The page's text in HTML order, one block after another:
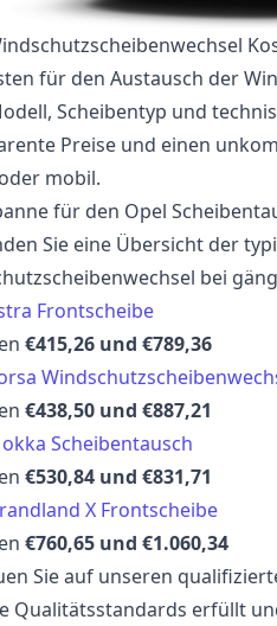
für den Austausch der
Scheibentyp und
Preise und einen
mobil.
für den Opel
Sie eine Übersicht der
bei
Frontscheibe
€415,26 und €789,36
€438,50 und €887,21
Scheibentausch
€530,84 und €831,71
X Frontscheibe
€760,65 und €1.060,34
Sie auf unseren
Qualitätsstandards erfüllt